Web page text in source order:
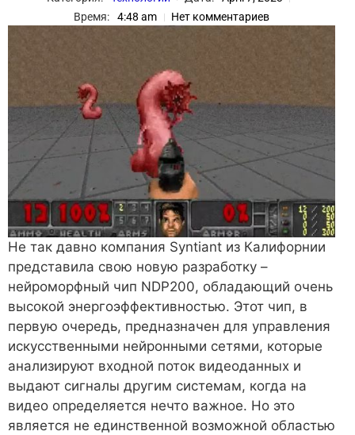
Время:
4:48 am Нет комментариев
Не так давно компания Syntiant из Калифорнии
представила свою новую разработку –
нейроморфный чип NDP200, обладающий очень
высокой энергоэффективностью. Этот чип, в
первую очередь, предназначен для управления
искусственными нейронными сетями, которые
анализируют входной поток видеоданных и
выдают сигналы другим системам, когда на
видео определяется нечто важное. Но это
является не единственной возможной областью